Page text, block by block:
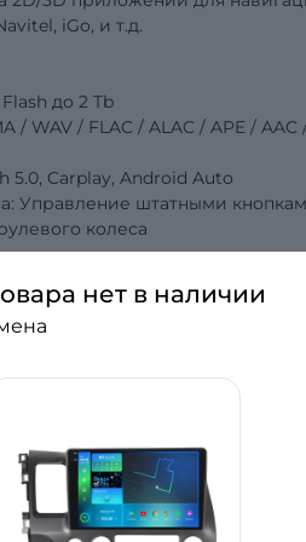
iGo, и т.д.
до 2 Tb
WAV / FLAC / ALAC / APE / AAC
5.0, Carplay, Android Auto
Управление штатными
колеса
для своего авто?
форматов музыкальных
Torssen! Что же
нет в наличии